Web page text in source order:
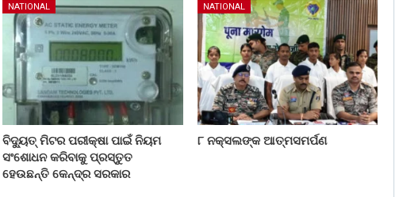
NATIONAL
ବିଦ୍ୟୁତ୍ ମିଟର ପରୀକ୍ଷା ପାଇଁ ନିୟମ
ସଂଶୋଧନ କରିବାକୁ ପ୍ରସ୍ତୁତ
ହେଉଛନ୍ତି କେନ୍ଦ୍ର ସରକାର
NATIONAL
୮ ନକ୍ସଲଙ୍କ ଆତ୍ମସମର୍ପଣ